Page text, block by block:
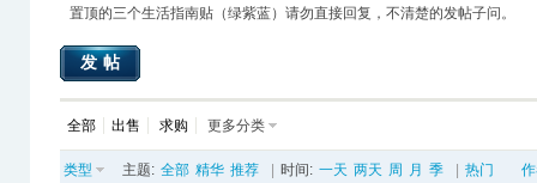
置顶的三个生活指南贴（绿紫蓝）请勿直接回复，不清楚的发帖子问。
发帖
全部 出售 求购 更多分类
类型 主题: 全部 精华 推荐 时间: 一天 两天 周 月 季 热门